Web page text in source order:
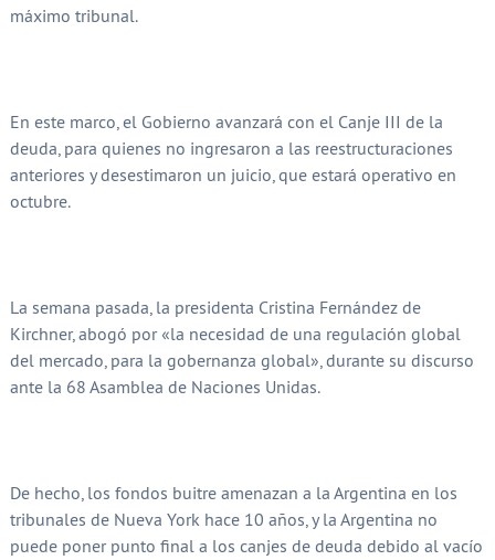
máximo tribunal.
En este marco, el Gobierno avanzará con el Canje III de la
deuda, para quienes no ingresaron a las reestructuraciones
anteriores y desestimaron un juicio, que estará operativo en
octubre.
La semana pasada, la presidenta Cristina Fernández de
Kirchner, abogó por «la necesidad de una regulación global
del mercado, para la gobernanza global», durante su discurso
ante la 68 Asamblea de Naciones Unidas.
De hecho, los fondos buitre amenazan a la Argentina en los
tribunales de Nueva York hace 10 años, y la Argentina no
puede poner punto final a los canjes de deuda debido al vacío